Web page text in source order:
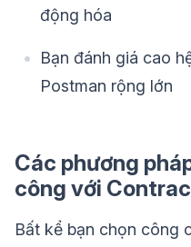
động hóa
Bạn đánh giá cao
Postman rộng lớn
Các phương
công với
Bất kể bạn chọn công